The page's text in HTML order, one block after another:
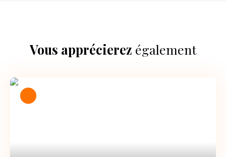
Vous apprécierez également